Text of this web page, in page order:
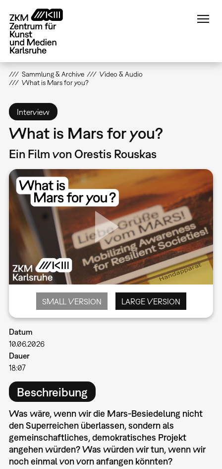
zum
Inhalt
Sammlung & Archive
Video & Audio
What is Mars for you?
Interview
What is Mars for you?
Ein Film von Orestis Rouskas
SMALL VERSION LARGE VERSION
Datum
10.06.2026
Dauer
18:07
Beschreibung
Was wäre, wenn wir die Mars-Besiedelung nicht
den Superreichen überlassen, sondern als
gemeinschaftliches, demokratisches Projekt
angehen würden? Was würden wir tun, wenn wir
noch einmal von vorn anfangen könnten?